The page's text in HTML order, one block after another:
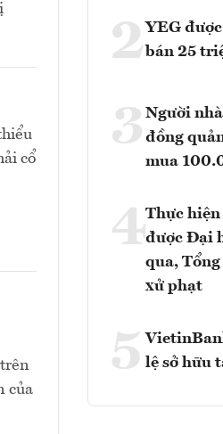
cổ
của
2YEG
bán 25
3 Người
đồng
mua
4Thực
được Đại
qua,
xử phạt
5 lệ sở hữu